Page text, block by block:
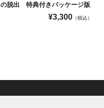
の脱出 特典付きパッケージ版
¥3,300 （税込）